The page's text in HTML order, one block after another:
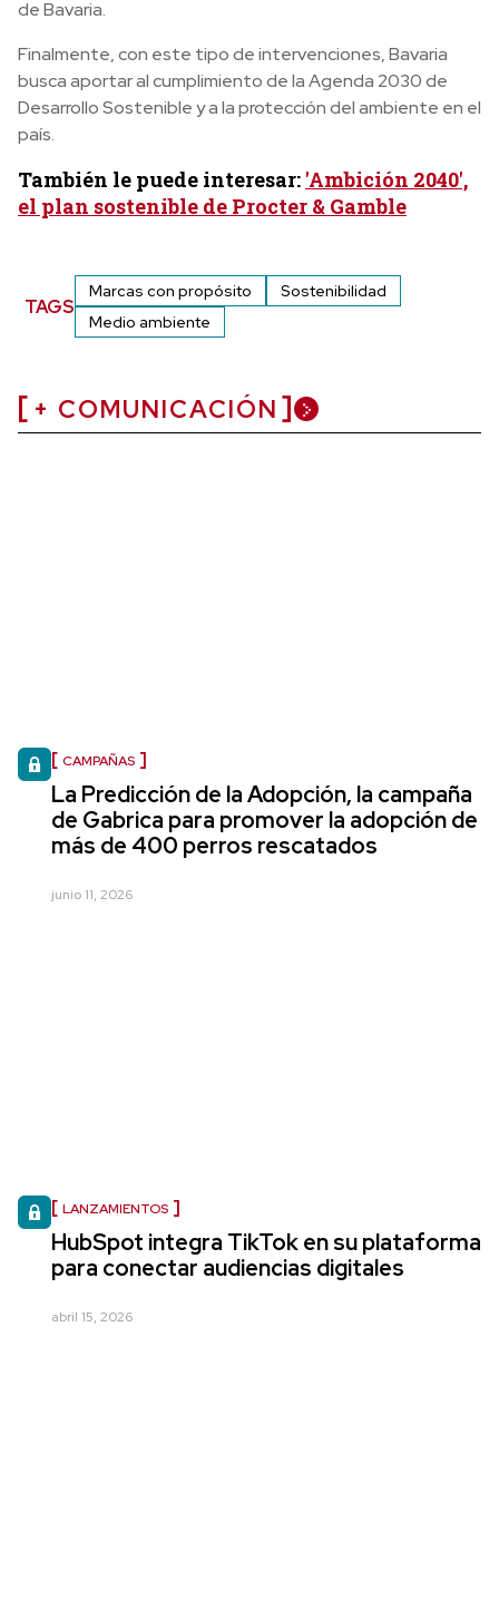
de Bavaria.
Finalmente, con este tipo de intervenciones, Bavaria
busca aportar al cumplimiento de la Agenda 2030 de
Desarrollo Sostenible y a la protección del ambiente en el
país.
También le puede interesar: 'Ambición 2040',
el plan sostenible de Procter & Gamble
TAGS
Marcas con propósito
Sostenibilidad
Medio ambiente
+ COMUNICACIÓN
CAMPAÑAS
La Predicción de la Adopción, la campaña
de Gabrica para promover la adopción de
más de 400 perros rescatados
junio 11, 2026
LANZAMIENTOS
HubSpot integra TikTok en su plataforma
para conectar audiencias digitales
abril 15, 2026